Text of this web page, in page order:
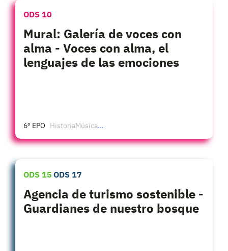
ODS 10
Mural: Galería de voces con
alma - Voces con alma, el
lenguajes de las emociones
6º EPO HistoriaMúsica...
ODS 15 ODS 17
Agencia de turismo sostenible -
Guardianes de nuestro bosque